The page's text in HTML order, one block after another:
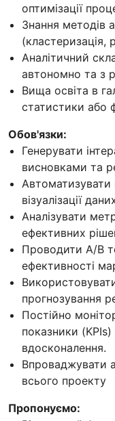
оптимізації
Знання методів
(кластеризація,
Аналітичний
автономно та з
Вища освіта в
статистики або
Обов'язки:
Генерувати
висновками та
візуалізації
Аналізувати
ефективних
Проводити A/B
ефективності
прогнозування
Постійно
показники
вдосконалення.
Впроваджувати
всього проекту
Пропонуємо: